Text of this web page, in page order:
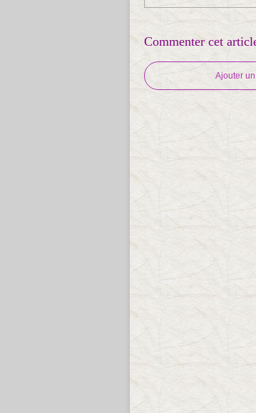
Commenter cet
Ajouter